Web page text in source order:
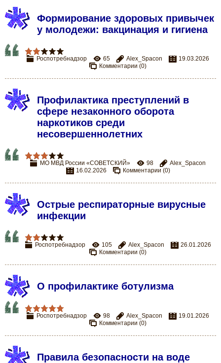
Формирование здоровых привычек
у молодежи: вакцинация и гигиена
Роспотребнадзор 65 Alex_Spacon
19.03.2026
Комментарии (0)
Профилактика преступлений в
сфере незаконного оборота
наркотиков среди
несовершеннолетних
МО МВД России «СОВЕТСКИЙ» 98
Alex_Spacon
16.02.2026
Комментарии (0)
Острые респираторные вирусные
инфекции
Роспотребнадзор 105 Alex_Spacon
26.01.2026
Комментарии (0)
О профилактике ботулизма
Роспотребнадзор 98 Alex_Spacon
19.01.2026
Комментарии (0)
Правила безопасности на воде